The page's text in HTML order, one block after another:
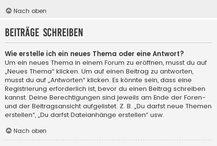
Nach oben
Beiträge schreiben
Wie erstelle ich ein neues Thema oder eine Antwort?
Um ein neues Thema in einem Forum zu eröffnen, musst du auf
„Neues Thema“ klicken. Um auf einen Beitrag zu antworten,
musst du auf „Antworten“ klicken. Es könnte sein, dass eine
Registrierung erforderlich ist, bevor du einen Beitrag schreiben
kannst. Deine Berechtigungen sind jeweils am Ende der Foren-
und der Beitragsansicht aufgelistet. Z. B. „Du darfst neue Themen
erstellen“, „Du darfst Dateianhänge erstellen“ usw.
Nach oben